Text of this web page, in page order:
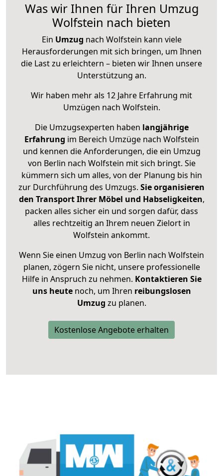
Was wir Ihnen für Ihren Umzug
Wolfstein nach bieten
Ein Umzug nach Wolfstein kann viele
Herausforderungen mit sich bringen, um Ihnen
die Last zu erleichtern – bieten wir Ihnen unsere
Unterstützung an.
Wir haben mehr als 12 Jahre Erfahrung mit
Umzügen nach Wolfstein.
Die Umzugsexperten haben langjährige
Erfahrung im Bereich Umzüge nach Wolfstein
und kennen die Anforderungen, die ein Umzug
von Berlin nach Wolfstein mit sich bringt. Sie
kümmern sich um alles, von der Planung bis hin
zur Durchführung des Umzugs. Sie organisieren
den Transport Ihrer Möbel und Habseligkeiten,
packen alles sicher ein und sorgen dafür, dass
alles rechtzeitig an Ihrem neuen Zielort in
Wolfstein ankommt.
Wenn Sie einen Umzug von Berlin nach Wolfstein
planen, zögern Sie nicht, unsere professionelle
Hilfe in Anspruch zu nehmen. Kontaktieren Sie
uns heutenoch, um Ihren reibungslosen
Umzug zu planen.
Kostenlose Angebote erhalten